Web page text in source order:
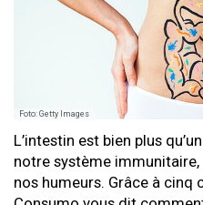
Foto: Getty Images
L’intestin est bien plus
notre système
nos humeurs. Grâce à cinq